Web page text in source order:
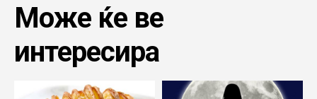
Може ќе ве
интересира